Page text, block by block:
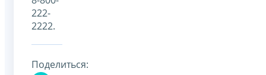
222-
2222.
Поделиться: